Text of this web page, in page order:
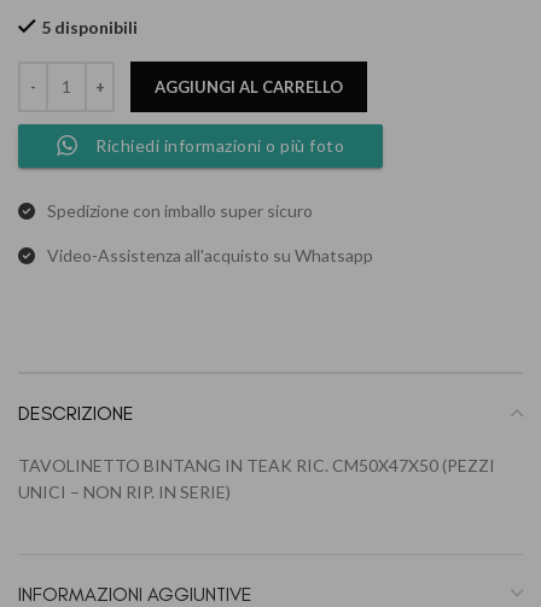
5 disponibili
AGGIUNGI AL CARRELLO
Richiedi informazioni o più foto
Spedizione con imballo super sicuro
Video-Assistenza all'acquisto su Whatsapp
DESCRIZIONE
TAVOLINETTO BINTANG IN TEAK RIC. CM50X47X50 (PEZZI
UNICI – NON RIP. IN SERIE)
INFORMAZIONI AGGIUNTIVE